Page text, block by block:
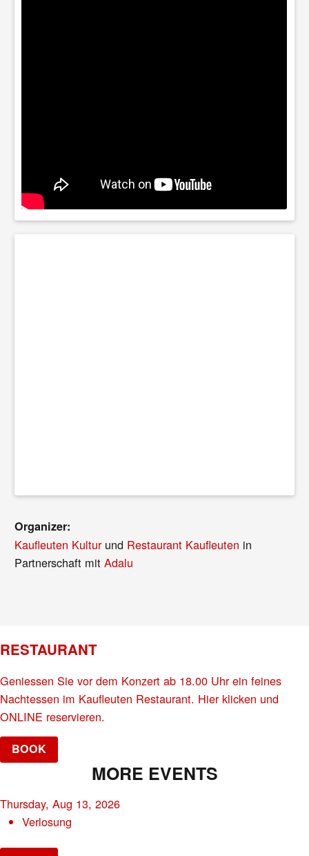
Organizer:
Kaufleuten Kulturund Restaurant Kaufleuten in
Partnerschaft mitAdalu
RESTAURANT
Geniessen Sie vor dem Konzert ab 18.00 Uhr ein feines
Nachtessen im Kaufleuten Restaurant. Hier klicken und
ONLINE reservieren.
BOOK
MORE EVENTS
Thursday, Aug 13, 2026
Verlosung